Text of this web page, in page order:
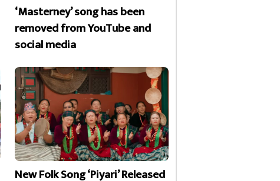
‘Masterney’ song has been
removed from YouTube and
social media
New Folk Song ‘Piyari’ Released